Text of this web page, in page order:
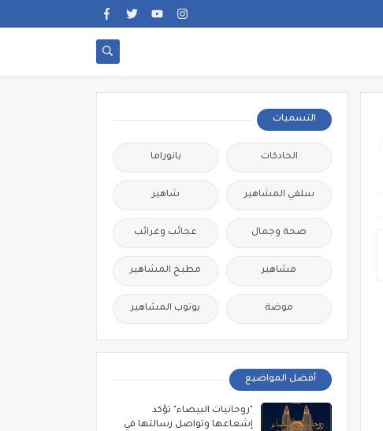
التسميات
الحادكات بانوراما
سلفي المشاهير شاهير
صحة وجمال عجائب وغرائب
مشاهير مطبخ المشاهير
موضة يوتوب المشاهير
أفضل المواضيع
"روحانيات البيضاء" تؤكد
إشعاعها وتواصل رسالتها في